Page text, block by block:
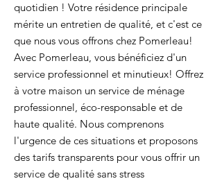
quotidien ! Votre résidence principale
mérite un entretien de qualité, et c'est ce
que nous vous offrons chez Pomerleau!
Avec Pomerleau, vous bénéficiez d'un
service professionnel et minutieux! Offrez
à votre maison un service de ménage
professionnel, éco-responsable et de
haute qualité. Nous comprenons
l'urgence de ces situations et proposons
des tarifs transparents pour vous offrir un
service de qualité sans stress